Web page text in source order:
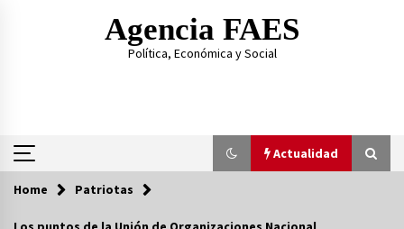
Agencia FAES
Política, Económica y Social
Actualidad
Actualidad
Home Patriotas